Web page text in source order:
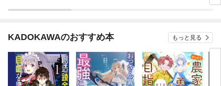
KADOKAWAのおすすめ本 もっと見る